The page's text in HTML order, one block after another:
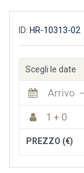
ID: HR-10313-02
Scegli le date
Arrivo
1 + 0
PREZZO (€)